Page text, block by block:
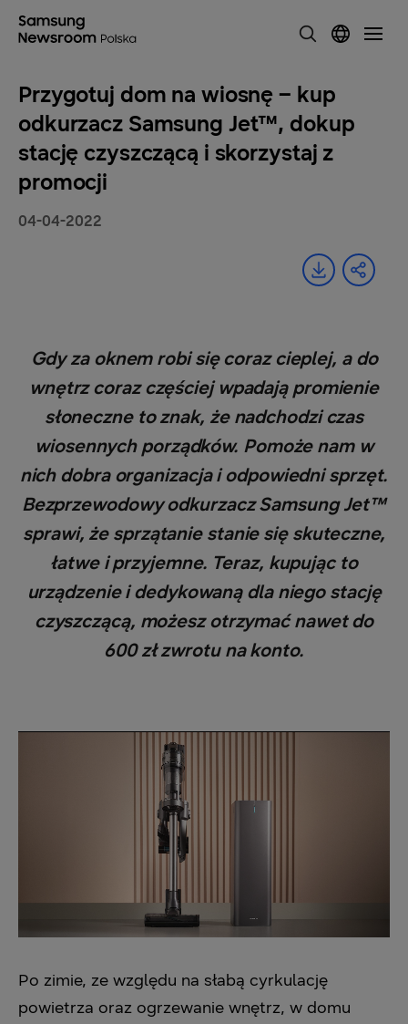
Przygotuj dom na wiosnę – kup
odkurzacz Samsung Jet™, dokup
stację czyszczącą i skorzystaj z
promocji
04-04-2022
Gdy za oknem robi się coraz cieplej, a do
wnętrz coraz częściej wpadają promienie
słoneczne to znak, że nadchodzi czas
wiosennych porządków. Pomoże nam w
nich dobra organizacja i odpowiedni sprzęt.
Bezprzewodowy odkurzacz Samsung Jet™
sprawi, że sprzątanie stanie się skuteczne,
łatwe i przyjemne. Teraz, kupując to
urządzenie i dedykowaną dla niego stację
czyszczącą, możesz otrzymać nawet do
600 zł zwrotu na konto.
Po zimie, ze względu na słabą cyrkulację
powietrza oraz ogrzewanie wnętrz, w domu